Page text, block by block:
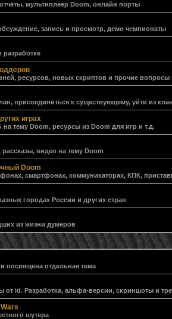
мультиплеер Doom, онлайн порты
запись и просмотр, демо чемпионаты
разработке
ресурсов, новых скриптов и прочие
присоединиться к существующему, уйти из
играх
на тему Doom, ресурсы из Doom для игр и т.д.
видео на тему Doom
Doom
смартфонах, коммуникаторах, КПК,
городах России и других стран
из жизни думеров
посвящена отдельная тема
от id. Разработка, альфа-версии, скриншоты и
шутера